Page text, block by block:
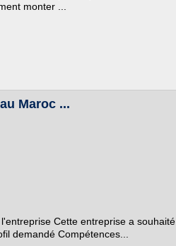
monter ...
Maroc ...
Cette entreprise a souhaité
demandé Compétences...